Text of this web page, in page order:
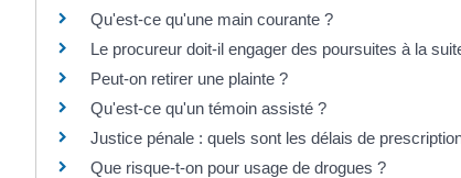
Qu'est-ce qu'une main courante ?
Le procureur doit-il engager des poursuites à la
Peut-on retirer une plainte ?
Qu'est-ce qu'un témoin assisté ?
Justice pénale : quels sont les délais de
Que risque-t-on pour usage de drogues ?